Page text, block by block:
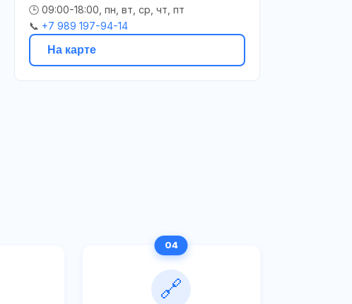
🕒 09:00-18:00, пн, вт, ср, чт, пт
📞 +7 989 197-94-14
На карте
🔗